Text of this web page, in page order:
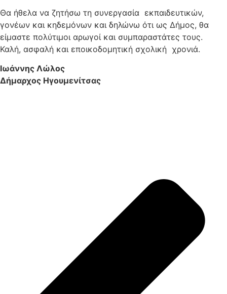
Θα ήθελα να ζητήσω τη συνεργασία εκπαιδευτικών,
γονέων και κηδεμόνων και δηλώνω ότι ως Δήμος, θα
είμαστε πολύτιμοι αρωγοί και συμπαραστάτες τους.
Καλή, ασφαλή και εποικοδομητική σχολική χρονιά.
Ιωάννης Λώλος
Δήμαρχος Ηγουμενίτσας